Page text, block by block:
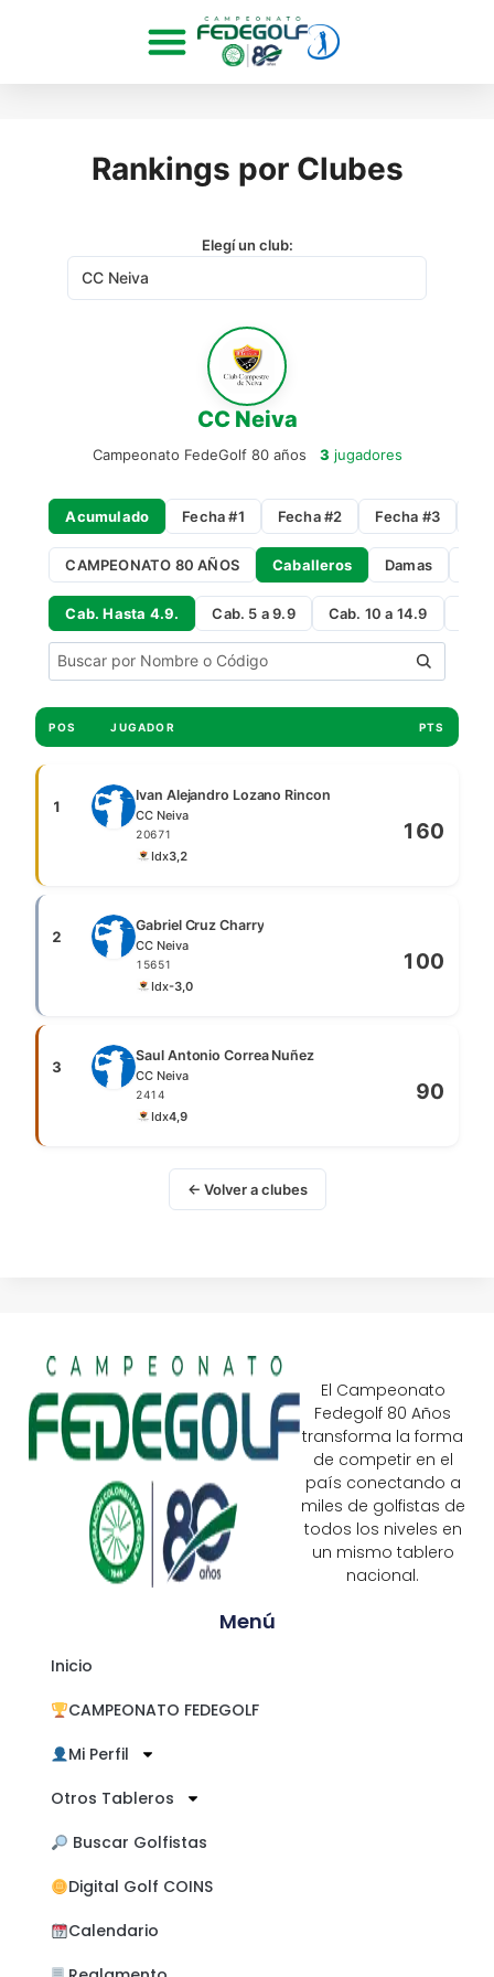
Rankings por Clubes
Elegí un club:
CC Neiva
Campeonato FedeGolf 80 años 3 jugadores
Acumulado Fecha #1 Fecha #2 Fecha #3
CAMPEONATO 80 AÑOS Caballeros Damas
Cab. Hasta 4.9. Cab. 5 a 9.9 Cab. 10 a 14.9
POS JUGADOR PTS
1
Ivan Alejandro Lozano Rincon
CC Neiva
20671
Idx3,2
160
2
Gabriel Cruz Charry
CC Neiva
15651
Idx-3,0
100
3
Saul Antonio Correa Nuñez
CC Neiva
2414
Idx4,9
90
← Volver a clubes
El Campeonato
Fedegolf 80 Años
transforma la forma
de competir en el
país conectando a
miles de golfistas de
todos los niveles en
un mismo tablero
nacional.
Menú
Inicio
CAMPEONATO FEDEGOLF
Mi Perfil
Otros Tableros
​ Buscar Golfistas
Digital Golf COINS
Calendario